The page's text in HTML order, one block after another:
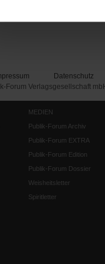
Datenschutz
Forum Verlagsgesellschaft
MEDIEN
Publik-Forum Archiv
Publik-Forum EXTRA
Publik-Forum Edition
Publik-Forum Dossier
Weisheitsletter
Spiritletter